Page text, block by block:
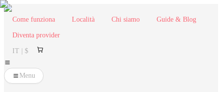
Come funziona Località Chi siamo Guide & Blog
Diventa provider
IT | $
Menu